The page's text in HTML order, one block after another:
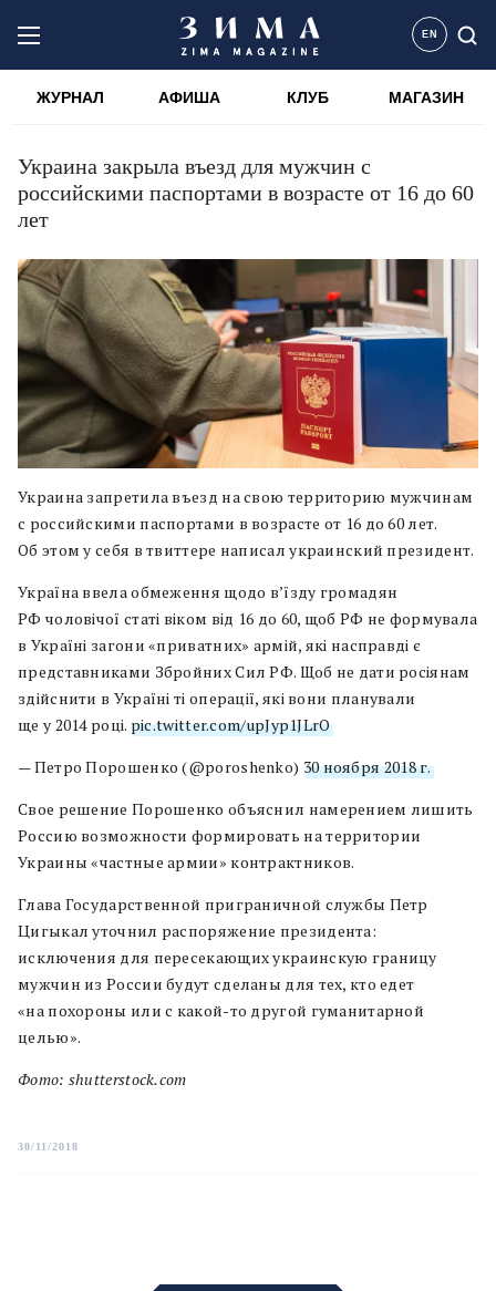
EN
ЖУРНАЛ АФИША КЛУБ МАГАЗИН
Украина закрыла въезд для мужчин с
российскими паспортами в возрасте от 16 до 60
лет
Украина запретила въезд на свою территорию мужчинам
с российскими паспортами в возрасте от 16 до 60 лет.
Об этом у себя в твиттере написал украинский президент.
Україна ввела обмеження щодо в’їзду громадян
РФ чоловічої статі віком від 16 до 60, щоб РФ не формувала
в Україні загони «приватних» армій, які насправді є
представниками Збройних Сил РФ. Щоб не дати росіянам
здійснити в Україні ті операції, які вони планували
ще у 2014 році. pic.twitter.com/upJyp1JLrO
— Петро Порошенко (@poroshenko) 30 ноября 2018 г.
Свое решение Порошенко объяснил намерением лишить
Россию возможности формировать на территории
Украины «частные армии» контрактников.
Глава Государственной приграничной службы Петр
Цигыкал уточнил распоряжение президента:
исключения для пересекающих украинскую границу
мужчин из России будут сделаны для тех, кто едет
«на похороны или с какой-то другой гуманитарной
целью».
Фото: shutterstock.com
30/11/2018